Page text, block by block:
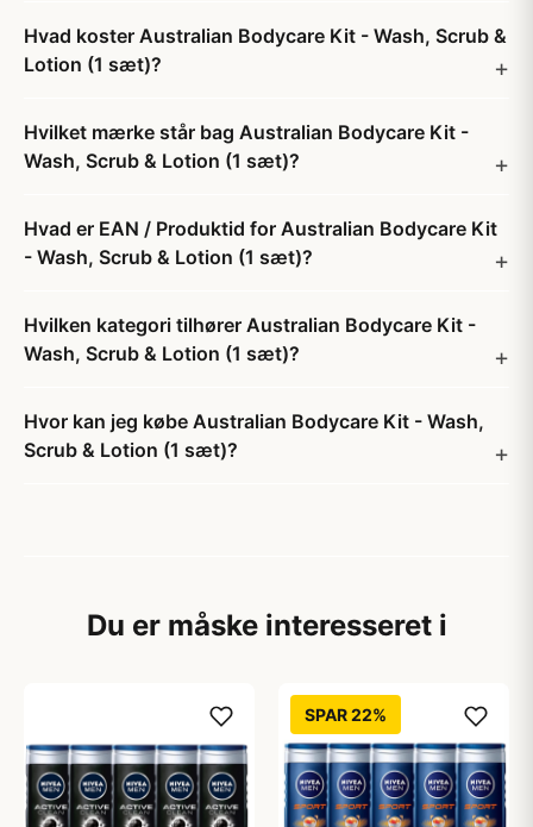
Hvad koster Australian Bodycare Kit - Wash, Scrub &
Lotion (1 sæt)?
Hvilket mærke står bag Australian Bodycare Kit -
Wash, Scrub & Lotion (1 sæt)?
Hvad er EAN / Produktid for Australian Bodycare Kit
- Wash, Scrub & Lotion (1 sæt)?
Hvilken kategori tilhører Australian Bodycare Kit -
Wash, Scrub & Lotion (1 sæt)?
Hvor kan jeg købe Australian Bodycare Kit - Wash,
Scrub & Lotion (1 sæt)?
Du er måske interesseret i
SPAR 22%